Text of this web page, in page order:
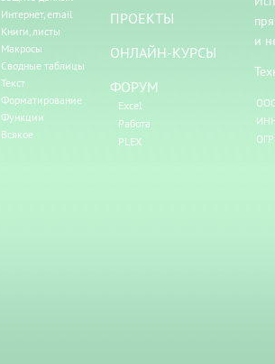
Интернет, email
Книги, листы
Макросы
Сводные таблицы
Текст
Форматирование
Функции
Всякое
ПРОЕКТЫ
ОНЛАЙН-КУРСЫ
ФОРУМ
Excel
Работа
PLEX
и